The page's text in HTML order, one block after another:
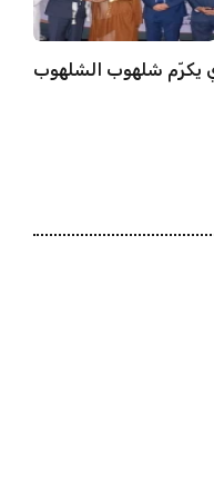
يكرّم شلهوب الشلهوب